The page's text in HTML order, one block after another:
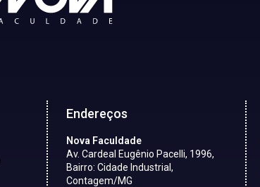
Endereços
Nova Faculdade
Av. Cardeal Eugênio Pacelli, 1996,
Bairro: Cidade Industrial,
Contagem/MG